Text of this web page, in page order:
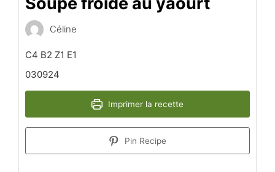
Céline
C4 B2 Z1 E1
030924
Imprimer la recette
Pin Recipe